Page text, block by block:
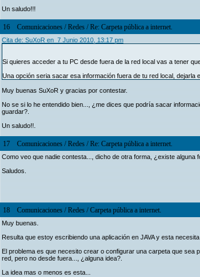
Un saludo!!!
16 Comunicaciones /Redes /Re: Carpeta pública a internet.
Cita de: SuXoR en 7 Junio 2010, 13:17 pm
Si quieres acceder a tu PC desde fuera de la red local vas a tener
Una opción seria sacar esa información fuera de tu red local, dejarla
Muy buenas SuXoR y gracias por contestar.
No se si lo he entendido bien..., ¿me dices que podría sacar
guardar?.
Un saludo!!.
17 Comunicaciones /Redes /Re: Carpeta pública a internet.
Como veo que nadie contesta..., dicho de otra forma, ¿existe
Saludos.
18 Comunicaciones /Redes /Carpeta pública a internet.
Muy buenas.
Resulta que estoy escribiendo una aplicación en JAVA y esta
El problema es que necesito crear o configurar una carpeta que sea
red, pero no desde fuera..., ¿alguna idea?.
La idea mas o menos es esta...